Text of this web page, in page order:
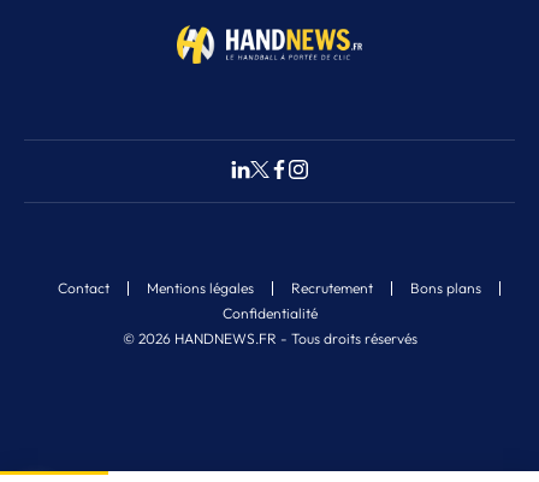
Fermer
© 2026 HANDNEWS.FR - Tous droits réservés
Contact Mentions légales Recrutement
Bons plans
Confidentialité
3